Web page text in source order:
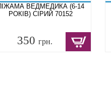
ВЕДМЕДИКА (6-14
РОКІВ) СІРИЙ 70152
350 грн.